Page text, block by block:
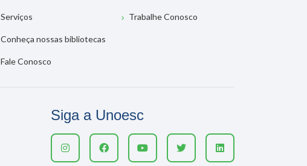
Serviços
Conheça nossas bibliotecas
Fale Conosco
Trabalhe Conosco
Siga a Unoesc